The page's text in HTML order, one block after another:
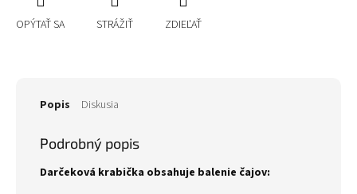
OPÝTAŤ SA STRÁŽIŤ ZDIEĽAŤ
Popis Diskusia
Podrobný popis
Darčeková krabička obsahuje balenie čajov: